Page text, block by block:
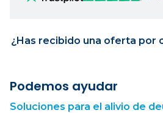
¿Has recibido una oferta por
Podemos ayudar
Soluciones para el alivio de